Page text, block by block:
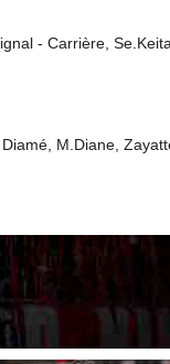
- Carrière,
M.Diane,